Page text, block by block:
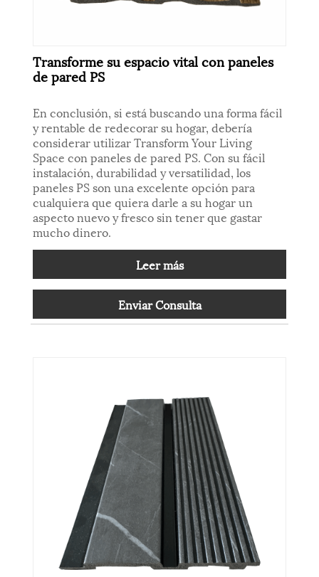
Transforme su espacio vital con paneles
de pared PS
En conclusión, si está buscando una forma fácil
y rentable de redecorar su hogar, debería
considerar utilizar Transform Your Living
Space con paneles de pared PS. Con su fácil
instalación, durabilidad y versatilidad, los
paneles PS son una excelente opción para
cualquiera que quiera darle a su hogar un
aspecto nuevo y fresco sin tener que gastar
mucho dinero.
Leer más
Enviar Consulta